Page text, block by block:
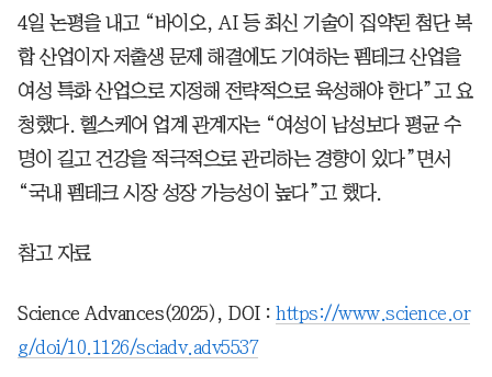
4일 논평을 내고 “바이오, AI 등 최신 기술이 집약된 첨단 복
합 산업이자 저출생 문제 해결에도 기여하는 펨테크 산업을
여성 특화 산업으로 지정해 전략적으로 육성해야 한다”고 요
청했다. 헬스케어 업계 관계자는 “여성이 남성보다 평균 수
명이 길고 건강을 적극적으로 관리하는 경향이 있다”면서
“국내 펨테크 시장 성장 가능성이 높다”고 했다.
참고 자료
Science Advances(2025), DOI : https://www.science.or
g/doi/10.1126/sciadv.adv5537